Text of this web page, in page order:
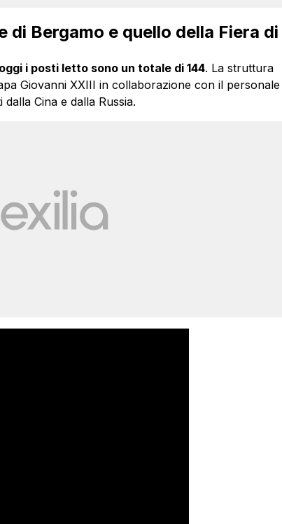
di Bergamo e quello della Fiera di
i posti letto sono un totale di 144. La struttura
Giovanni XXIII in collaborazione con il personale
Cina e dalla Russia.